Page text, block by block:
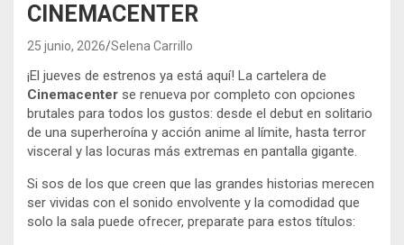
CINEMACENTER
25 junio, 2026 Selena Carrillo
¡El jueves de estrenos ya está aquí! La cartelera de
Cinemacenter se renueva por completo con opciones
brutales para todos los gustos: desde el debut en solitario
de una superheroína y acción anime al límite, hasta terror
visceral y las locuras más extremas en pantalla gigante.
Si sos de los que creen que las grandes historias merecen
ser vividas con el sonido envolvente y la comodidad que
solo la sala puede ofrecer, preparate para estos títulos: